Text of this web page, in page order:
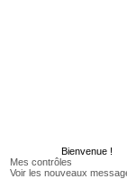
Bienvenue !
Mes contrôles
Voir les nouveaux